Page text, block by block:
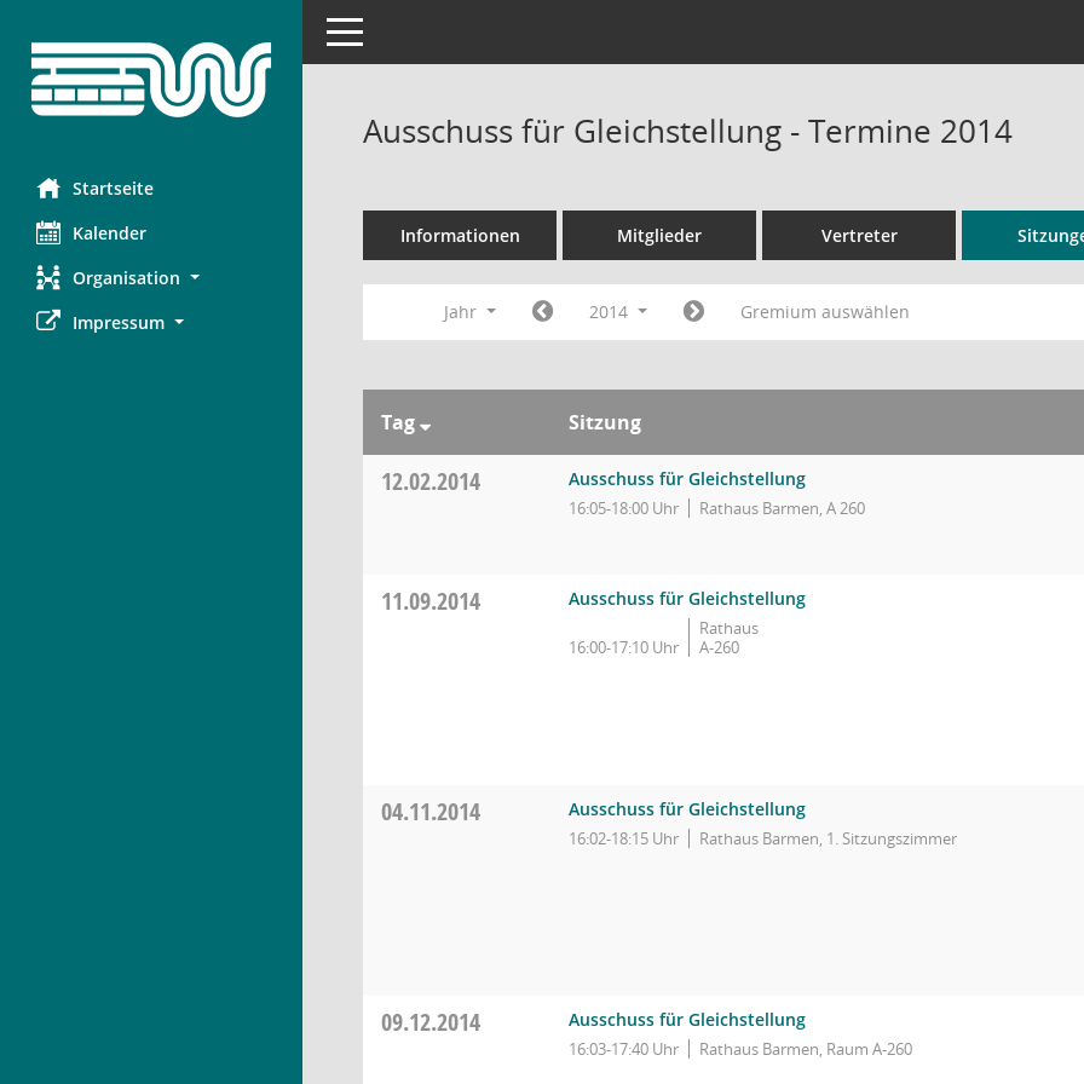
Startseite
Kalender
Organisation
Impressum
Toggle navigation
Ausschuss für Gleichstellung - Termine 2014
Informationen Mitglieder Vertreter
Jahr 2014 Gremium auswählen
Tag Sitzung
12.02.2014 Ausschuss für Gleichstellung
16:05-18:00 Uhr Rathaus Barmen, A 260
11.09.2014 Ausschuss für Gleichstellung
16:00-17:10 Uhr
Rathaus
A-260
04.11.2014 Ausschuss für Gleichstellung
16:02-18:15 Uhr Rathaus Barmen, 1. Sitzungszimmer
09.12.2014 Ausschuss für Gleichstellung
16:03-17:40 Uhr Rathaus Barmen, Raum A-260